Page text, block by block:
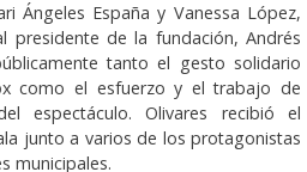
Ángeles España y Vanessa López,
presidente de la fundación, Andrés
tanto el gesto solidario
como el esfuerzo y el trabajo de
espectáculo. Olivares recibió el
junto a varios de los protagonistas
municipales.